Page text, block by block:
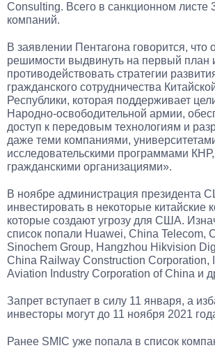
Consulting. Всего в санкционном листе
компаний.
В заявлении Пентагона говорится, что
решимости выдвинуть на первый план
противодействовать стратегии
гражданского сотрудничества
Республики, которая поддерживает
Народно-освободительной армии,
доступ к передовым технологиям и
даже теми компаниями,
исследовательскими программами
гражданскими организациями».
В ноябре администрация президента
инвестировать в некоторые китайские
которые создают угрозу для США.
список попали Huawei, China Telecom,
Sinochem Group, Hangzhou Hikvision
China Railway Construction Corporation,
Aviation Industry Corporation of China и
Запрет вступает в силу 11 января, а
инвесторы могут до 11 ноября 2021
Ранее SMIC уже попала в список